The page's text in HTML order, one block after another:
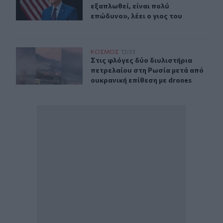
εξαπλωθεί, είναι πολύ
επώδυνο», λέει ο γιος του
Στις φλόγες δύο διυλιστήρια πετρελαίου στη Ρωσία
ΚΟΣΜΟΣ 12:33
Στις φλόγες δύο διυλιστήρια
Στις φλόγες δύο διυλιστήρια
πετρελαίου στη Ρωσία μετά από
ουκρανική επίθεση με drones